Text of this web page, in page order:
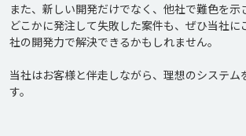
また、新しい開発だけでなく、他社で難色を示
どこかに発注して失敗した案件も、ぜひ当社に
社の開発力で解決できるかもしれません。
当社はお客様と伴走しながら、理想のシステム